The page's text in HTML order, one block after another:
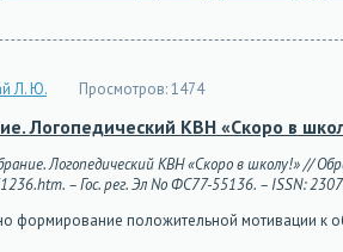
Л. Ю. Просмотров:1474
Логопедический КВН «Скоро в
Логопедический КВН «Скоро в школу!» //
– Гос. рег. Эл No ФС77-55136. – ISSN:
формирование положительной мотивации